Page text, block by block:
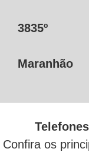
3835º
Maranhão
Confira os